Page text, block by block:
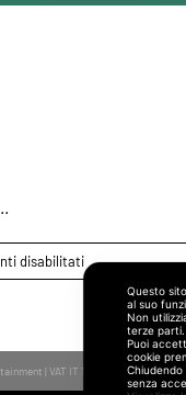
disabilitatisu
“Chase
| VAT IT 11040351006 | SDI
Questo
al suo
Non
terze parti.
Puoi
cookie
senza